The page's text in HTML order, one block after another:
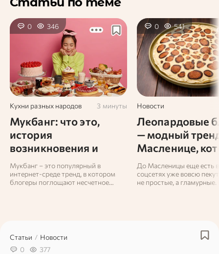
0 346
Кухни разных народов 3 минуты
Мукбанг: что это,
история
возникновения и
популярные блогеры
Мукбанг – это популярный в
интернет-среде тренд, в котором
блогеры поглощают несчетное
0 541
Новости
Леопардовые
— модный
Масленице,
легко
До Масленицы еще есть
соцсетях уже вовсю
не простые, а гламурные.
Статьи / Новости
0
377